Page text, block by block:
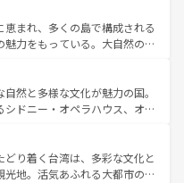
こともできる。 なお、新
ツ一覧を参照してほしい。
ショッピング、エンターテイ
スポットだ。一方、アメリカ
ランドキャニオンやイエロー
音楽と美食が融合した独特の
カの各地域で異なる魅力を楽
かな歴史を感じることができ
着のアメリカ
照してほしい。
まれ、多くの島で構成される
力をもっている。大自然の神
定番の観光地といえばオアフ
ならマウイ島やカウアイ島が
ンに輝く海をはじめ、豊かな
人々を迎えてくれるハワイの
ードやハワイアンミュージッ
、すべてがハワイの魅力を彩
然と多様な文化が魅力の国。
ドニー・オペラハウス、オー
びえるウルル（エアーズロッ
生林やケアンズの熱帯雨林な
た、カフェやワイン、オージ
り着く台湾は、多彩な文化と
地。活気あふれる大都市の台